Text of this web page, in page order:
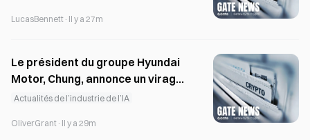
LucasBennett · Il y a 27m
Le président du groupe Hyundai
Motor, Chung, annonce un virage
vers l’IA physique face à la
électriques chinois
Actualités de l’industrie de l’IA
OliverGrant · Il y a 29m